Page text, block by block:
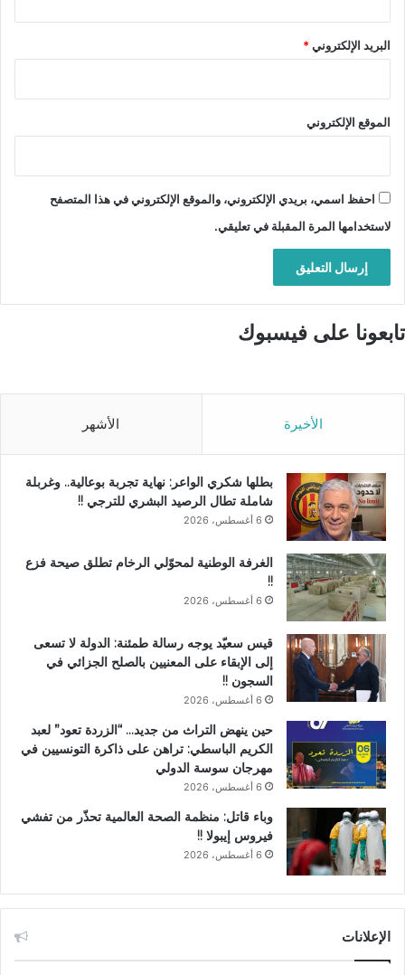
البريد الإلكتروني*
الموقع الإلكتروني
احفظ اسمي، بريدي الإلكتروني، والموقع الإلكتروني في هذا المتصفح
لاستخدامها المرة المقبلة في تعليقي.
تابعونا على فيسبوك
الأخيرة الأشهر
بطلها شكري الواعر: نهاية تجربة بوعالية.. وغربلة
شاملة تطال الرصيد البشري للترجي !!
6 أغسطس، 2026
الغرفة الوطنية لمحوّلي الرخام تطلق صيحة فزع
!!
6 أغسطس، 2026
قيس سعيّد يوجه رسالة طمئنة: الدولة لا تسعى
إلى الإبقاء على المعنيين بالصلح الجزائي في
السجون !!
6 أغسطس، 2026
حين ينهض التراث من جديد… “الزردة تعود” لعبد
الكريم الباسطي: تراهن على ذاكرة التونسيين في
مهرجان سوسة الدولي
6 أغسطس، 2026
وباء قاتل: منظمة الصحة العالمية تحذّر من تفشي
فيروس إيبولا !!
6 أغسطس، 2026
الإعلانات